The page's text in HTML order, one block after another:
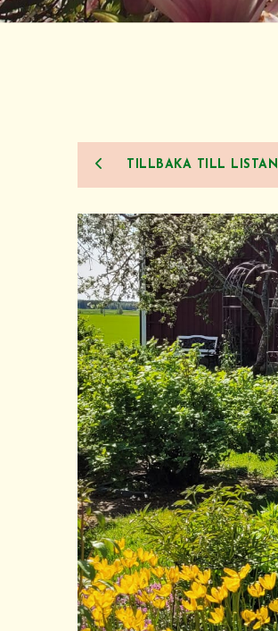
TILLBAKA TILL LISTAN